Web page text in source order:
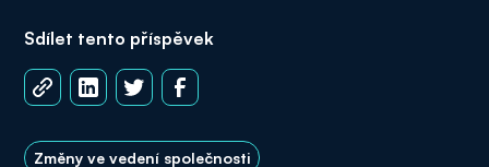
Sdílet tento příspěvek
Změny ve vedení společnosti